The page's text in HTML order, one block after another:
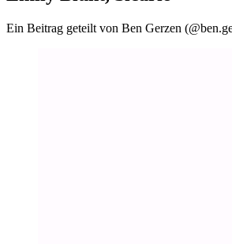
Ein Beitrag geteilt von Ben Gerzen